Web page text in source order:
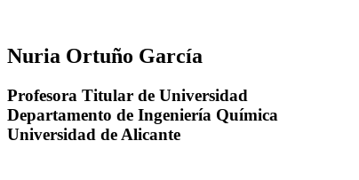
Nuria Ortuño García
Profesora Titular de Universidad
Departamento de Ingeniería Química
Universidad de Alicante